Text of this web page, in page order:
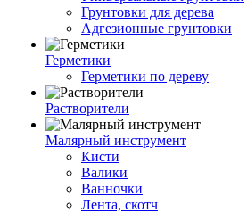
Грунтовки для дерева
Адгезионные грунтовки
Герметики
Герметики по дереву
Растворители
Малярный инструмент
Кисти
Валики
Ванночки
Лента, скотч